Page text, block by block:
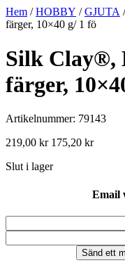
Hem /HOBBY /GJUTA
färger, 10×40 g/ 1 fö
Silk Clay®,
färger,
Artikelnummer: 79143
219,00 kr 175,20 kr
Slut i lager
Email
Sänd ett